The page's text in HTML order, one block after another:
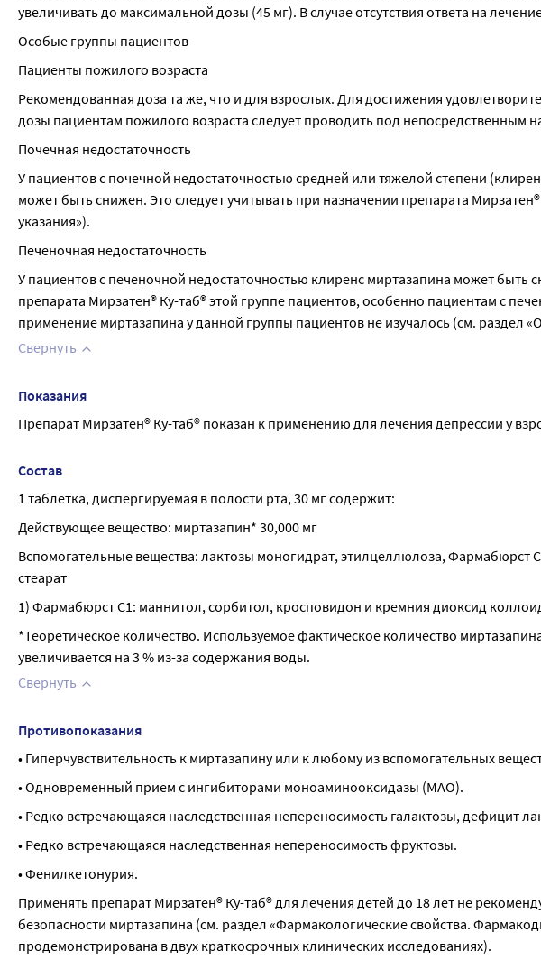
увеличивать до максимальной дозы (45 мг). В случае отсутствия ответа на
Особые группы пациентов
Пациенты пожилого возраста
Рекомендованная доза та же, что и для взрослых. Для достижения
дозы пациентам пожилого возраста следует проводить под непосредственным
Почечная недостаточность
У пациентов с почечной недостаточностью средней или тяжелой степени
может быть снижен. Это следует учитывать при назначении препарата
указания»).
Печеночная недостаточность
У пациентов с печеночной недостаточностью клиренс миртазапина может быть
препарата Мирзатен® Ку-таб® этой группе пациентов, особенно пациентам с
применение миртазапина у данной группы пациентов не изучалось (см. раздел
Свернуть
Показания
Препарат Мирзатен® Ку-таб® показан к применению для лечения депрессии у
Состав
1 таблетка, диспергируемая в полости рта, 30 мг содержит:
Действующее вещество: миртазапин* 30,000 мг
Вспомогательные вещества: лактозы моногидрат, этилцеллюлоза, Фармабюрст
стеарат
1) Фармабюрст С1: маннитол, сорбитол, кросповидон и кремния диоксид
*Теоретическое количество. Используемое фактическое количество
увеличивается на 3 % из-за содержания воды.
Свернуть
Противопоказания
• Гиперчувствительность к миртазапину или к любому из вспомогательных
• Одновременный прием с ингибиторами моноаминооксидазы (МАО).
• Редко встречающаяся наследственная непереносимость галактозы, дефицит
• Редко встречающаяся наследственная непереносимость фруктозы.
• Фенилкетонурия.
Применять препарат Мирзатен® Ку-таб® для лечения детей до 18 лет не
безопасности миртазапина (см. раздел «Фармакологические свойства.
продемонстрирована в двух краткосрочных клинических исследованиях).